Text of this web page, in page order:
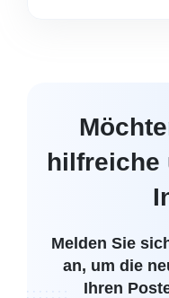
hilfreiche
Melden Sie
an, um die
Ihren